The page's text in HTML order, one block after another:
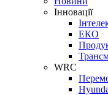
Інновації
ЕКО
WRC